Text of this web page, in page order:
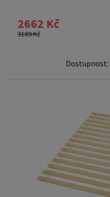
2662 Kč
3169 Kč
Dostupnost: